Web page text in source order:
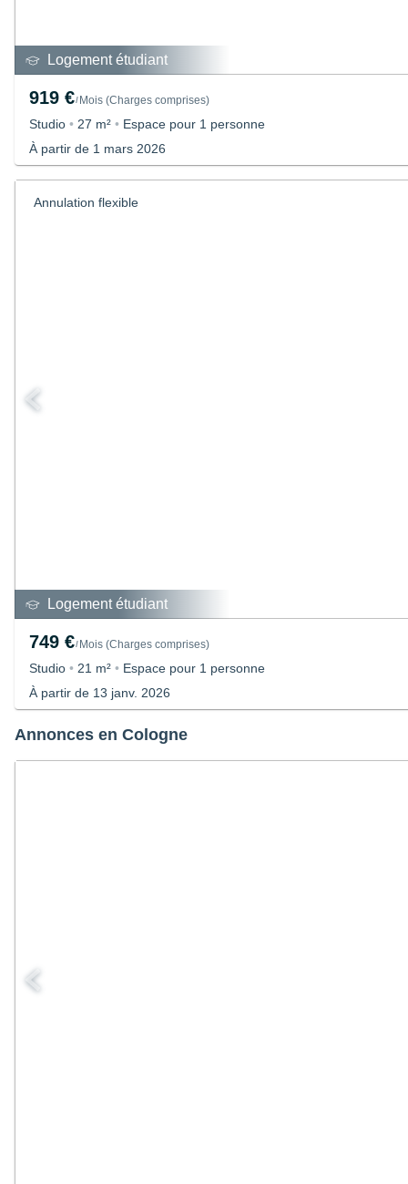
Logement étudiant
919 €/Mois (Charges comprises)
Studio • 27 m² • Espace pour 1 personne
À partir de 1 mars 2026
Annulation flexible
Logement étudiant
749 €/Mois (Charges comprises)
Studio • 21 m² • Espace pour 1 personne
À partir de 13 janv. 2026
Annonces en Cologne